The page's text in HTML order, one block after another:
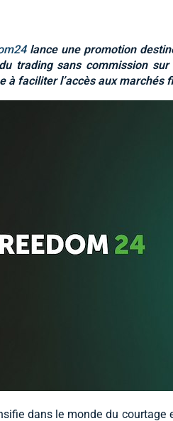
lance une promotion
trading sans commission
à faciliter l’accès aux marchés
dans le monde du